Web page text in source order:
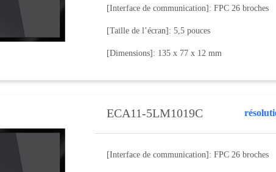
[Interface de communication]: FPC 26 broches
[Taille de l’écran]: 5,5 pouces
[Dimensions]: 135 x 77 x 12 mm
ECA11-5LM1019C
[Interface de communication]: FPC 26 broches